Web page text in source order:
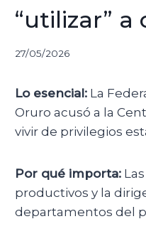
“utilizar” a
27/05/2026
Lo esencial: La
Oruro acusó a la
vivir de privilegios
Por qué importa:
productivos y la
departamentos del